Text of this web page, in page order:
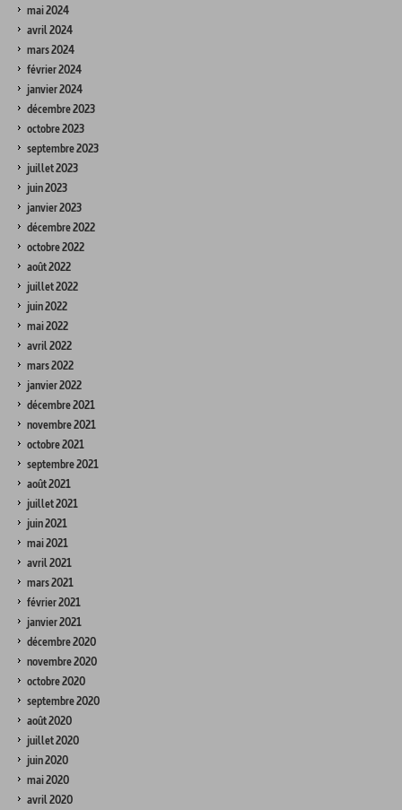
mai 2024
avril 2024
mars 2024
février 2024
janvier 2024
décembre 2023
octobre 2023
septembre 2023
juillet 2023
juin 2023
janvier 2023
décembre 2022
octobre 2022
août 2022
juillet 2022
juin 2022
mai 2022
avril 2022
mars 2022
janvier 2022
décembre 2021
novembre 2021
octobre 2021
septembre 2021
août 2021
juillet 2021
juin 2021
mai 2021
avril 2021
mars 2021
février 2021
janvier 2021
décembre 2020
novembre 2020
octobre 2020
septembre 2020
août 2020
juillet 2020
juin 2020
mai 2020
avril 2020